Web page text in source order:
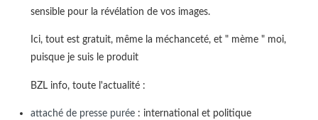
sensible pour la révélation de vos images.
Ici, tout est gratuit, même la méchanceté, et " mème " moi,
puisque je suis le produit
BZL info, toute l'actualité :
attaché de presse purée: international et politique